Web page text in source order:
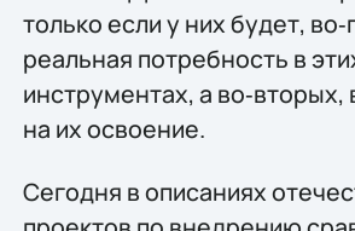
только если у них будет,
реальная потребность в
инструментах, а во‑вторых,
на их освоение.
Сегодня в описаниях